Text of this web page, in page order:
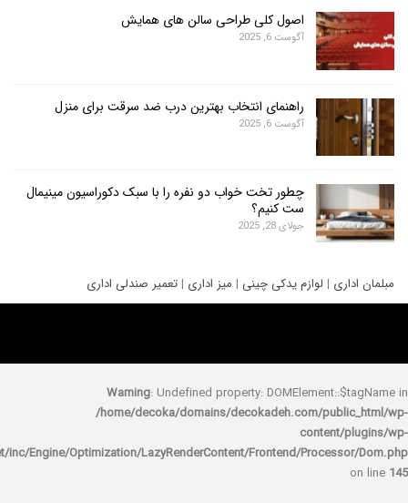
اصول کلی طراحی سالن های همایش
آگوست 6, 2025
راهنمای انتخاب بهترین درب ضد سرقت برای منزل
آگوست 6, 2025
چطور تخت خواب دو نفره را با سبک دکوراسیون مینیمال
ست کنیم؟
جولای 28, 2025
|لوازم یدکی چینی|میز اداری| تعمیر صندلی اداری
Warning: Undefined property:
/home/decoka/domains/decokadeh.com/
rocket/inc/Engine/Optimization/LazyRenderContent/Frontend/